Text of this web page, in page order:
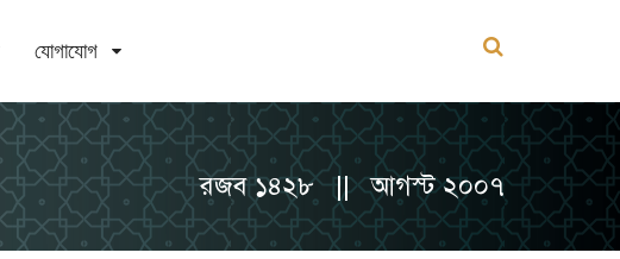
যোগাযোগ
রজব ১৪২৮ || আগস্ট ২০০৭